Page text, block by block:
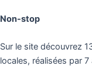
Non-stop
Sur le site découvrez
locales, réalisées par